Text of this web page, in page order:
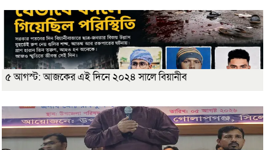
৫ আগস্ট: আজকের এই দিনে ২০২৪ সালে বিয়ানীব